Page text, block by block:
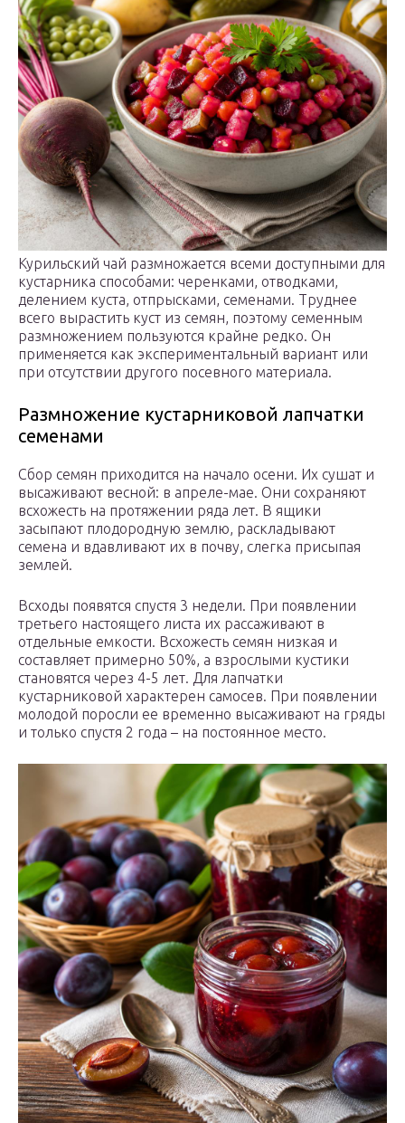
Курильский чай размножается всеми доступными для
кустарника способами: черенками, отводками,
делением куста, отпрысками, семенами. Труднее
всего вырастить куст из семян, поэтому семенным
размножением пользуются крайне редко. Он
применяется как экспериментальный вариант или
при отсутствии другого посевного материала.
Размножение кустарниковой лапчатки
семенами
Сбор семян приходится на начало осени. Их сушат и
высаживают весной: в апреле-мае. Они сохраняют
всхожесть на протяжении ряда лет. В ящики
засыпают плодородную землю, раскладывают
семена и вдавливают их в почву, слегка присыпая
землей.
Всходы появятся спустя 3 недели. При появлении
третьего настоящего листа их рассаживают в
отдельные емкости. Всхожесть семян низкая и
составляет примерно 50%, а взрослыми кустики
становятся через 4-5 лет. Для лапчатки
кустарниковой характерен самосев. При появлении
молодой поросли ее временно высаживают на гряды
и только спустя 2 года – на постоянное место.